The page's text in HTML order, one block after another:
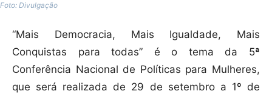
Foto: Divulgação
“Mais Democracia, Mais Igualdade, Mais
Conquistas para todas” é o tema da 5ª
Conferência Nacional de Políticas para Mulheres,
que será realizada de 29 de setembro a 1º de